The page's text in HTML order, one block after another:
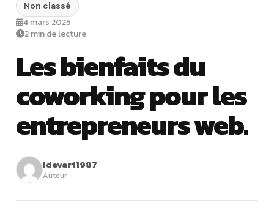
Non classé
4 mars 2025
2 min de lecture
Les bienfaits du
coworking pour les
entrepreneurs web.
idevart1987
Auteur